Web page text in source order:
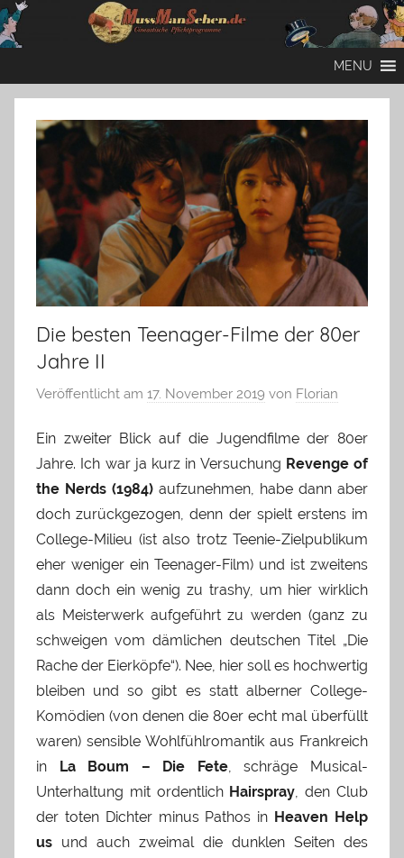
Zum
Inhalt
MENU
Die besten Teenager-Filme der 80er
Jahre II
Veröffentlicht am 17. November 2019 von Florian
Ein zweiter Blick auf die Jugendfilme der 80er
Jahre. Ich war ja kurz in Versuchung Revenge of
the Nerds (1984) aufzunehmen, habe dann aber
doch zurückgezogen, denn der spielt erstens im
College-Milieu (ist also trotz Teenie-Zielpublikum
eher weniger ein Teenager-Film) und ist zweitens
dann doch ein wenig zu trashy, um hier wirklich
als Meisterwerk aufgeführt zu werden (ganz zu
schweigen vom dämlichen deutschen Titel „Die
Rache der Eierköpfe“). Nee, hier soll es hochwertig
bleiben und so gibt es statt alberner College-
Komödien (von denen die 80er echt mal überfüllt
waren) sensible Wohlfühlromantik aus Frankreich
in La Boum – Die Fete, schräge Musical-
Unterhaltung mit ordentlich Hairspray, den Club
der toten Dichter minus Pathos in Heaven Help
us und auch zweimal die dunklen Seiten des